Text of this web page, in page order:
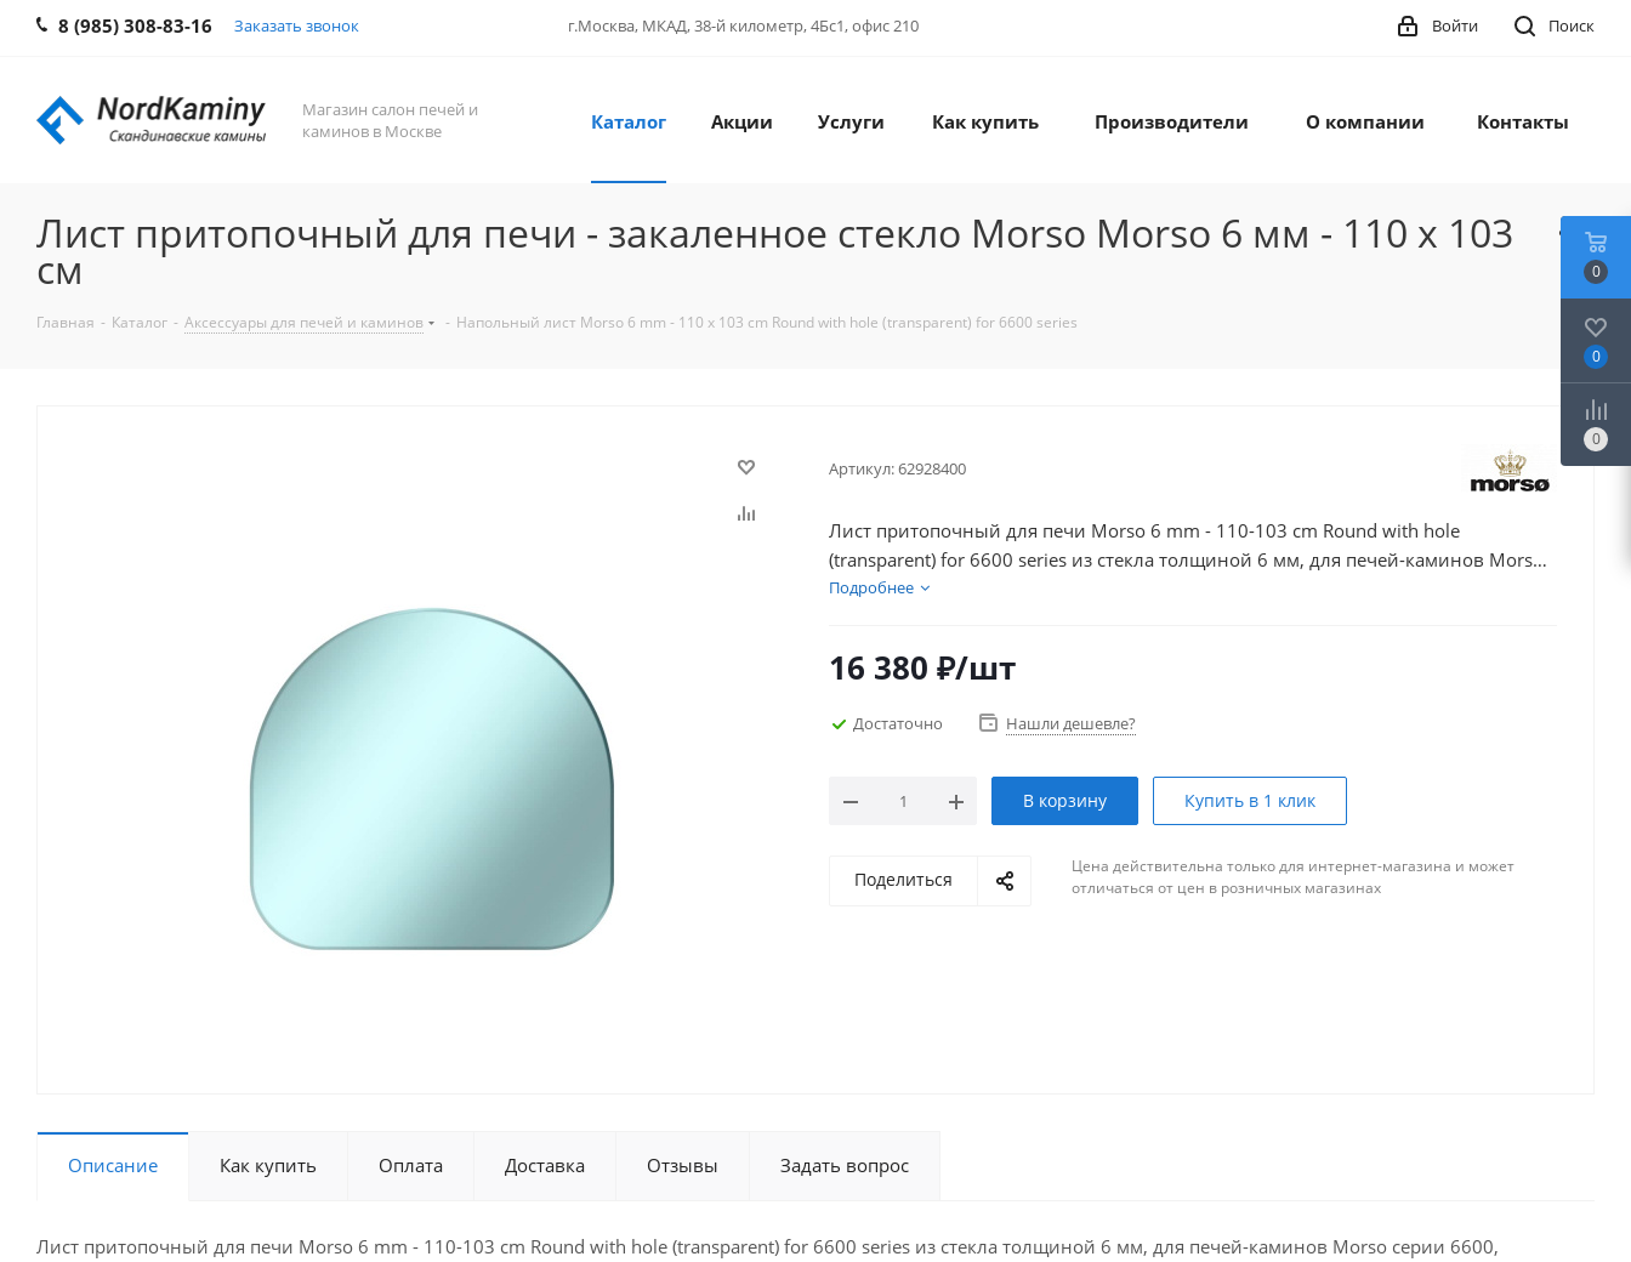
8 (985) 308-83-16 Заказать звонок г.Москва, МКАД, 38-й километр, 4Бс1, офис 210 Поиск
Войти
Магазин салон печей и
каминов в Москве
Каталог Акции Услуги Как купить Производители О компании Контакты
Лист притопочный для печи - закаленное стекло Morso Morso 6 мм - 110 x 103
см
Главная - Каталог - Аксессуары для печей и каминов - Напольный лист Morso 6 mm - 110 x 103 cm Round with hole (transparent) for 6600 series
Артикул:62928400
Лист притопочный для печи Morso 6 mm - 110-103 cm Round with hole
(transparent) for 6600 series из стекла толщиной 6 мм, для печей-каминов Morso
Подробнее
16 380 ₽/шт
Достаточно Нашли дешевле?
В корзину Купить в 1 клик
Поделиться
Цена действительна только для интернет-магазина и может
отличаться от цен в розничных магазинах
Описание Как купить Оплата Доставка Отзывы Задать вопрос
Лист притопочный для печи Morso 6 mm - 110-103 cm Round with hole (transparent) for 6600 series из стекла толщиной 6 мм, для печей-каминов Morso серии 6600,
0
0
0